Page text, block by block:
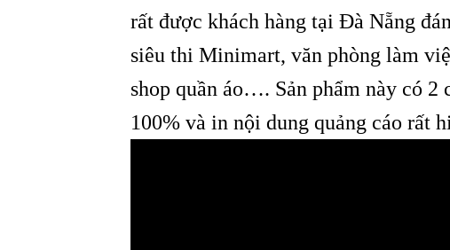
rất được khách hàng tại Đà Nẵng
siêu thi Minimart, văn phòng làm
shop quần áo…. Sản phẩm này có 2
100% và in nội dung quảng cáo rất